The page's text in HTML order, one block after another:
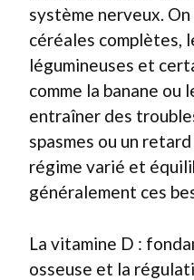
système nerveux.
céréales complètes,
légumineuses et
comme la banane ou
entraîner des
spasmes ou un
régime varié et
généralement ces
La vitamine D :
osseuse et la